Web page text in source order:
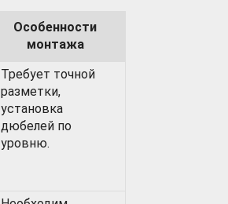
Особенности
монтажа
Требует точной
разметки,
установка
дюбелей по
уровню.